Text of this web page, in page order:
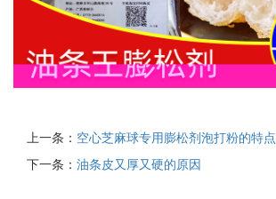
上一条： 空心芝麻球专用膨松剂泡打粉的特点
下一条： 油条皮又厚又硬的原因